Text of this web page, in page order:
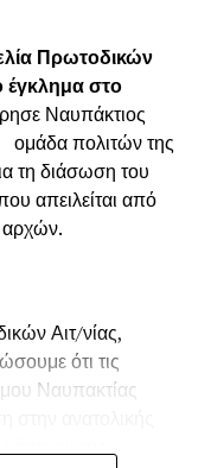
Πρωτοδικών
έγκλημα στο
Ναυπάκτιος
πολιτών της
τη διάσωση του
απειλείται από
αρχών.
Αιτ/νίας,
ότι τις
Ναυπακτίας